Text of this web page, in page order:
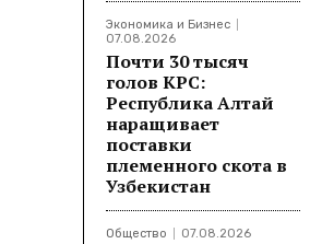
Экономика и Бизнес
07.08.2026
Почти 30 тысяч
голов КРС:
Республика Алтай
наращивает
поставки
племенного скота в
Узбекистан
Общество 07.08.2026